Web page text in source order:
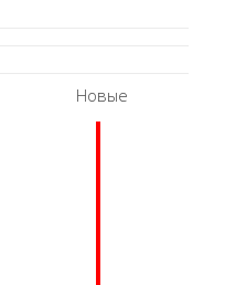
Новые